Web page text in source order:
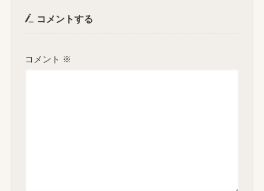
コメントする
コメント ※